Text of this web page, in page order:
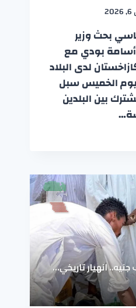
بحث وزير
أسامة بودي مع
لدى البلاد
الخميس سبل
بين البلدين